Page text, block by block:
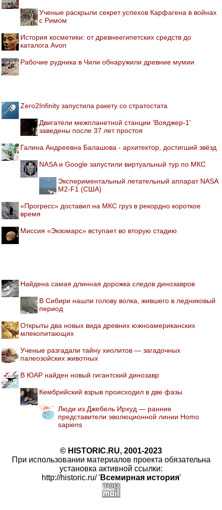
Ученые раскрыли секрет успехов Карфагена в войнах
с Римом
История косметики: от древнеегипетских средств до
каталога Avon
Рабочие рудника в Чили обнаружили древние мумии
Zero2Infinity запустила ракету со стратостата
Двигатели межпланетной станции 'Вояджер-1'
заведены после 37 лет простоя
Галина Андреевна Балашова - архитектор, достигший звёзд
NASA и Google запустили виртуальный тур по МКС
Экспериментальный летательный аппарат NASA
M2-F1 (США)
«Прогресс» доставил на МКС груз в рекордно короткое
время
Миссия «Экзомарс» вступает во вторую стадию
Найдена самая длинная дорожка следов динозавров
В Сибири нашли голову волка, жившего в ледниковый
период
Открыты два новых вида древних южноамериканских
млекопитающих
Ученые разгадали тайну хиолитов — загадочных
палеозойских животных
В ЮАР найден новый гигантский динозавр
Кембрийский взрыв происходил в две фазы
Люди из Джебель Ирхуд — ранние
представители эволюционной линии Homo
sapiens
© HISTORIC.RU, 2001-2023
При использовании материалов проекта обязательна
установка активной ссылки:
http://historic.ru/ 'Всемирная история'